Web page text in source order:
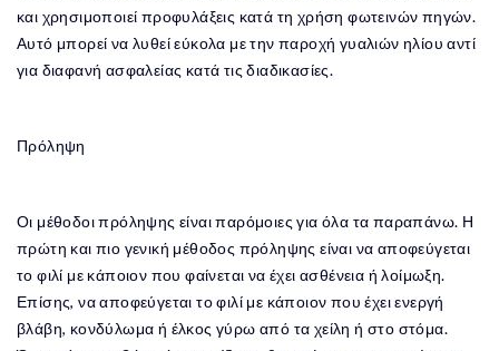
και χρησιμοποιεί προφυλάξεις κατά τη χρήση φωτεινών πηγών.
Αυτό μπορεί να λυθεί εύκολα με την παροχή γυαλιών ηλίου αντί
για διαφανή ασφαλείας κατά τις διαδικασίες.
Πρόληψη
Οι μέθοδοι πρόληψης είναι παρόμοιες για όλα τα παραπάνω. Η
πρώτη και πιο γενική μέθοδος πρόληψης είναι να αποφεύγεται
το φιλί με κάποιον που φαίνεται να έχει ασθένεια ή λοίμωξη.
Επίσης, να αποφεύγεται το φιλί με κάποιον που έχει ενεργή
βλάβη, κονδύλωμα ή έλκος γύρω από τα χείλη ή στο στόμα.